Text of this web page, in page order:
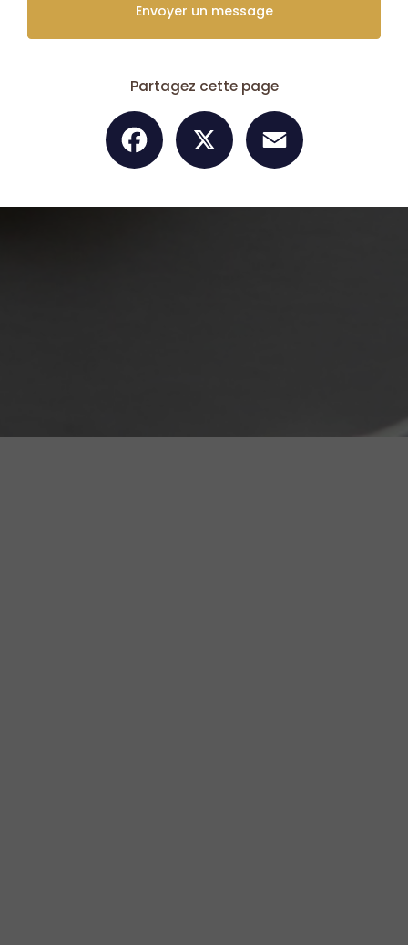
Envoyer un message
Partagez cette page
Facebook